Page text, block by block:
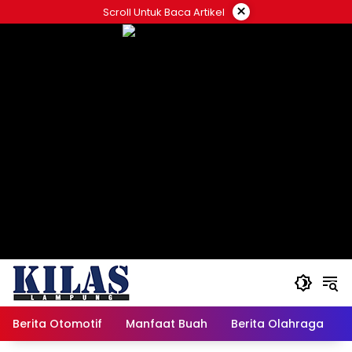
to
Scroll Untuk Baca Artikel ×
Berita Otomotif Manfaat Buah Berita Olahraga